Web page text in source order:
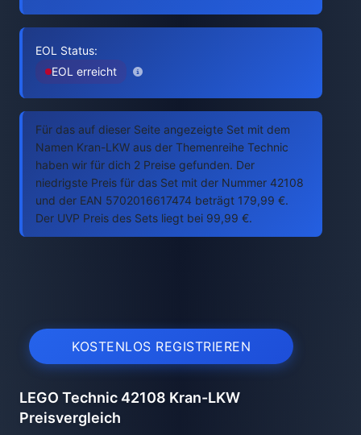
EOL Status:
EOL erreicht
Für das auf dieser Seite angezeigte Set mit dem
Namen Kran-LKW aus der Themenreihe Technic
haben wir für dich 2 Preise gefunden. Der
niedrigste Preis für das Set mit der Nummer 42108
und der EAN 5702016617474 beträgt 179,99 €.
Der UVP Preis des Sets liegt bei 99,99 €.
KOSTENLOS REGISTRIEREN
LEGO Technic 42108 Kran-LKW
Preisvergleich